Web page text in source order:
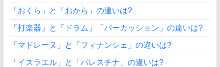
「おくら」と「おから」の違いは?
「打楽器」と「ドラム」「パーカッション」の違いは?
「マドレーヌ」と「フィナンシェ」の違いは?
「イスラエル」と「パレスチナ」の違いは?